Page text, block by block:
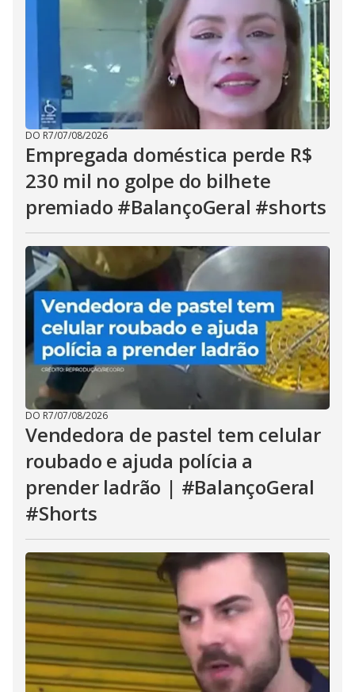
DO R7/07/08/2026
Empregada doméstica perde R$
230 mil no golpe do bilhete
premiado #BalançoGeral #shorts
DO R7/07/08/2026
Vendedora de pastel tem celular
roubado e ajuda polícia a
prender ladrão | #BalançoGeral
#Shorts